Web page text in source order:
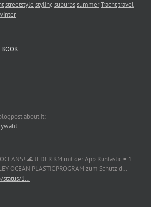
streetstyle styling suburbssummerTrachttravel
about it:
🌊 JEDER KM mit der App Runtastic = 1
OCEAN PLASTIC PROGRAM zum Schutz d…
status/1…